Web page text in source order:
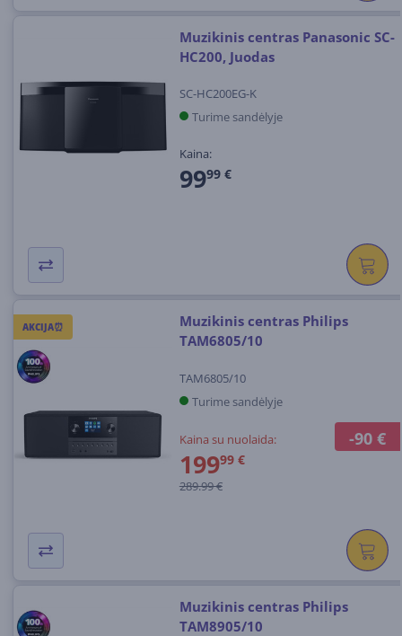
Muzikinis centras Panasonic SC-
HC200, Juodas
SC-HC200EG-K
Turime sandėlyje
Kaina:
9999 €
AKCIJA⏰
-90 €
Muzikinis centras Philips
TAM6805/10
TAM6805/10
Turime sandėlyje
Kaina su nuolaida:
19999 €
289.99 €
Muzikinis centras Philips
TAM8905/10